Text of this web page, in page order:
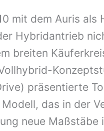
mit dem Auris als
Hybridantrieb
breiten
präsentierte
das in der
neue Maßstäbe